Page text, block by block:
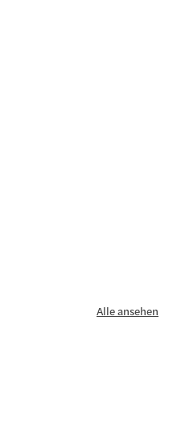
Alle ansehen